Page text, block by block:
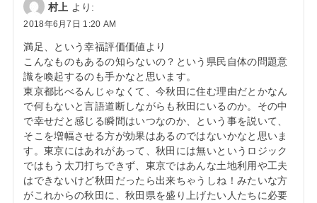
村上 より:
2018年6月7日 1:20 AM
満足、という幸福評価価値より
こんなものもあるの知らないの？という県民自体の問題意
識を喚起するのも手かなと思います。
東京都比べるんじゃなくて、今秋田に住む理由だとかなん
で何もないと言語道断しながらも秋田にいるのか。その中
で幸せだと感じる瞬間はいつなのか、という事を説いて、
そこを増幅させる方が効果はあるのではないかなと思いま
す。東京にはあれがあって、秋田には無いというロジック
ではもう太刀打ちできず、東京ではあんな土地利用や工夫
はできないけど秋田だったら出来ちゃうしね！みたいな方
がこれからの秋田に、秋田県を盛り上げたい人たちに必要